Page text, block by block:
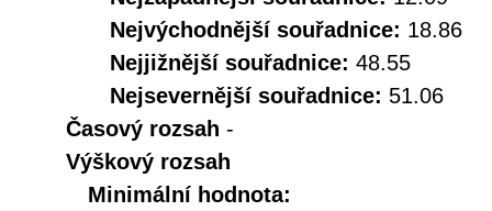
Nejvýchodnější souřadnice: 18.86
Nejjižnější souřadnice: 48.55
Nejsevernější souřadnice: 51.06
Časový rozsah -
Výškový rozsah
Minimální hodnota: